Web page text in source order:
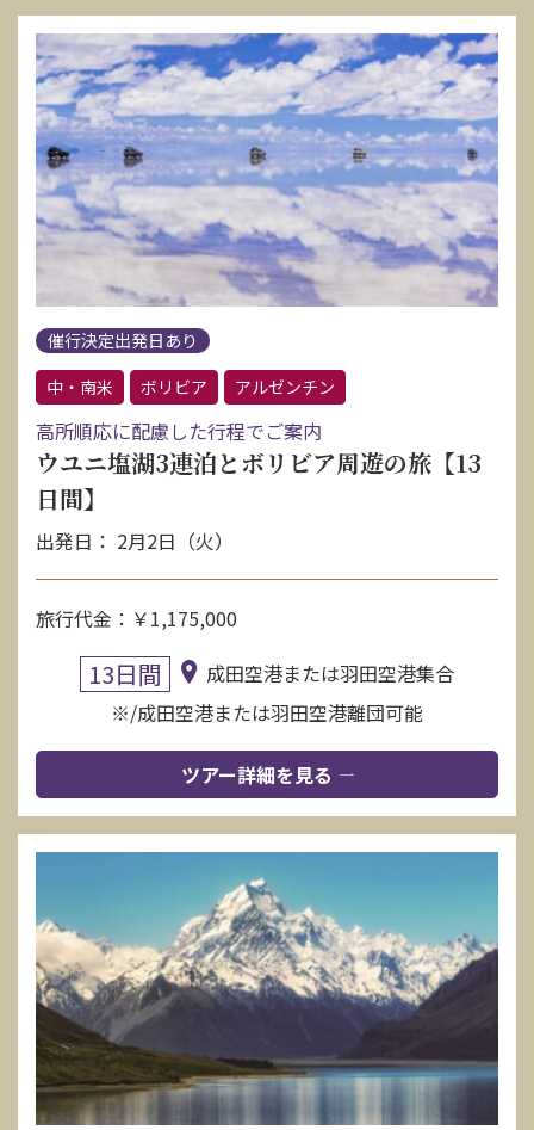
催行決定出発日あり
中・南米
ボリビア アルゼンチン
高所順応に配慮した行程でご案内
ウユニ塩湖3連泊とボリビア周遊の旅【13
日間】
出発日： 2月2日（火）
旅行代金：￥1,175,000
13日間
成田空港または羽田空港集合
※/成田空港または羽田空港離団可能
ツアー詳細を見る